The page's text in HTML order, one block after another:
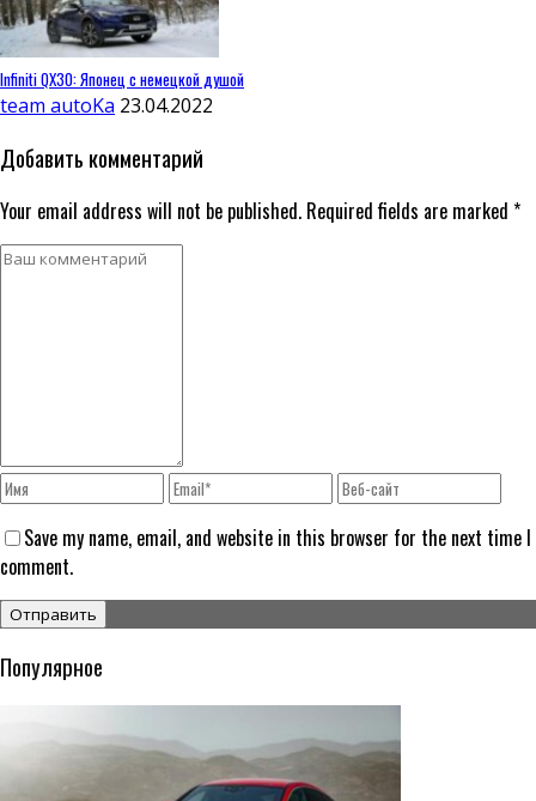
Infiniti QX30: Японец с немецкой душой
team autoKa 23.04.2022
Добавить комментарий
Your email address will not be published. Required fields are marked *
Save my name, email, and website in this browser for the next time I
comment.
Популярное